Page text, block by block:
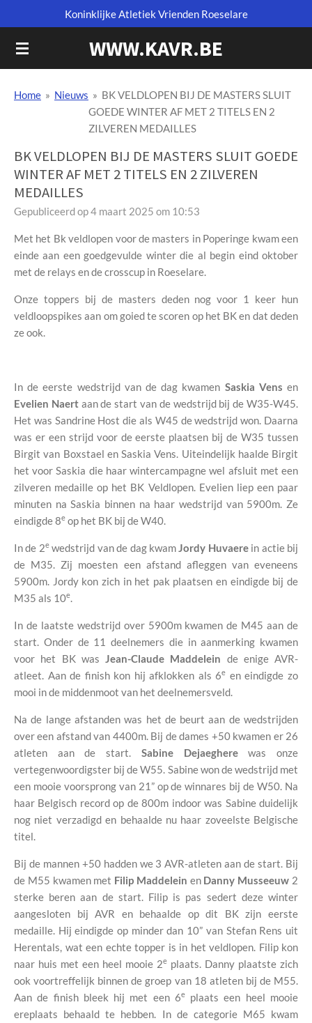
direct
naar
WWW.KAVR.BE
Koninklijke Atletiek Vrienden Roeselare
Home » Nieuws » BK VELDLOPEN BIJ DE MASTERS SLUIT
GOEDE WINTER AF MET 2 TITELS EN 2
ZILVEREN MEDAILLES
BK VELDLOPEN BIJ DE MASTERS SLUIT GOEDE
WINTER AF MET 2 TITELS EN 2 ZILVEREN
MEDAILLES
Gepubliceerd op 4 maart 2025 om 10:53
Met het Bk veldlopen voor de masters in Poperinge kwam een
einde aan een goedgevulde winter die al begin eind oktober
met de relays en de crosscup in Roeselare.
Onze toppers bij de masters deden nog voor 1 keer hun
veldloopspikes aan om goied te scoren op het BK en dat deden
ze ook.
In de eerste wedstrijd van de dag kwamen Saskia Vens en
Evelien Naertaan de start van de wedstrijd bij de W35-W45.
Het was Sandrine Host die als W45 de wedstrijd won. Daarna
was er een strijd voor de eerste plaatsen bij de W35 tussen
Birgit van Boxstael en Saskia Vens. Uiteindelijk haalde Birgit
het voor Saskia die haar wintercampagne wel afsluit met een
zilveren medaille op het BK Veldlopen. Evelien liep een paar
minuten na Saskia binnen na haar wedstrijd van 5900m. Ze
eindigde 8e op het BK bij de W40.
In de 2ewedstrijd van de dag kwamJordy Huvaerein actie bij
de M35. Zij moesten een afstand afleggen van eveneens
5900m. Jordy kon zich in het pak plaatsen en eindigde bij de
M35 als 10e.
In de laatste wedstrijd over 5900m kwamen de M45 aan de
start. Onder de 11 deelnemers die in aanmerking kwamen
voor het BK was Jean-Claude Maddelein de enige AVR-
atleet. Aan de finish kon hij afklokken als 6e en eindigde zo
mooi in de middenmoot van het deelnemersveld.
Na de lange afstanden was het de beurt aan de wedstrijden
over een afstand van 4400m. Bij de dames +50 kwamen er 26
atleten aan de start. Sabine Dejaegherewas onze
vertegenwoordigster bij de W55. Sabine won de wedstrijd met
een mooie voorsprong van 21” op de winnares bij de W50. Na
haar Belgisch record op de 800m indoor was Sabine duidelijk
nog niet verzadigd en behaalde nu haar zoveelste Belgische
titel.
Bij de mannen +50 hadden we 3 AVR-atleten aan de start. Bij
de M55 kwamen met Filip Maddelein enDanny Musseeuw 2
sterke beren aan de start. Filip is pas sedert deze winter
aangesloten bij AVR en behaalde op dit BK zijn eerste
medaille. Hij eindigde op minder dan 10” van Stefan Rens uit
Herentals, wat een echte topper is in het veldlopen. Filip kon
naar huis met een heel mooie 2e plaats. Danny plaatste zich
ook voortreffelijk binnen de groep van 18 atleten bij de M55.
Aan de finish bleek hij met een 6eplaats een heel mooie
ereplaats behaald te hebben. In de categorie M65 kwam